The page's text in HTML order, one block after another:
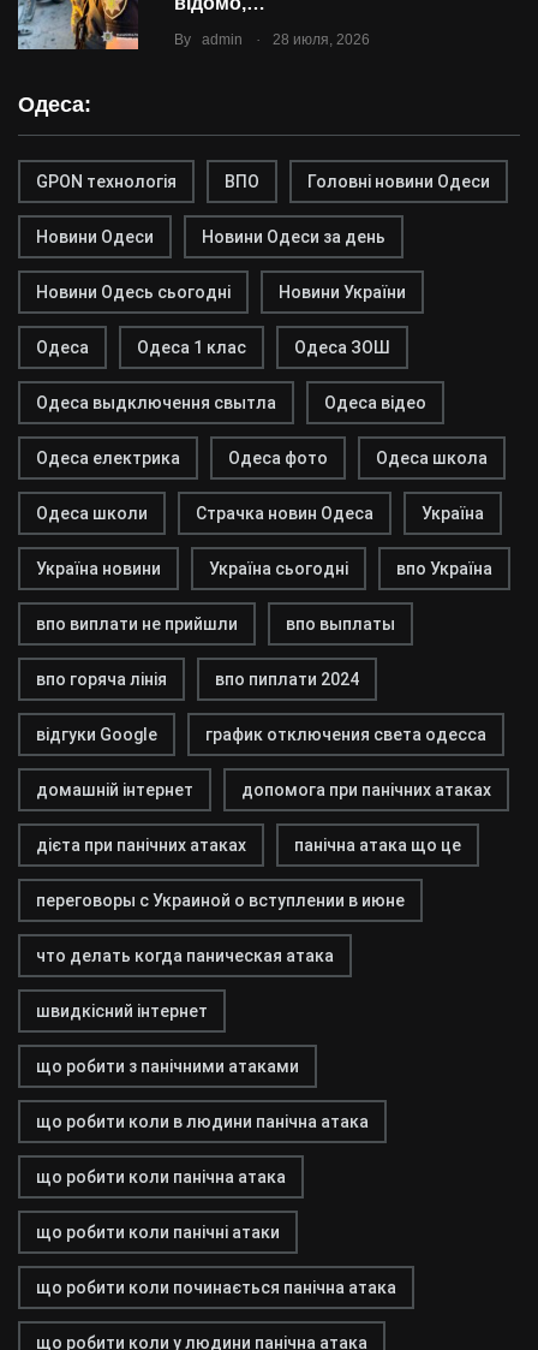
By admin . 28 июля, 2026
Одеса:
GPON технологія ВПО Головні новини Одеси
Новини Одеси Новини Одеси за день
Новини Одесь сьогодні Новини України
Одеса Одеса 1 клас Одеса ЗОШ
Одеса выдключення свытла Одеса відео
Одеса електрика Одеса фото Одеса школа
Одеса школи Страчка новин Одеса Україна
Україна новини Україна сьогодні впо Україна
впо виплати не прийшли впо выплаты
впо горяча лінія впо пиплати 2024
відгуки Google график отключения света одесса
домашній інтернет допомога при панічних атаках
дієта при панічних атаках панічна атака що це
переговоры с Украиной о вступлении в июне
что делать когда паническая атака
швидкісний інтернет
що робити з панічними атаками
що робити коли в людини панічна атака
що робити коли панічна атака
що робити коли панічні атаки
що робити коли починається панічна атака
що робити коли у людини панічна атака